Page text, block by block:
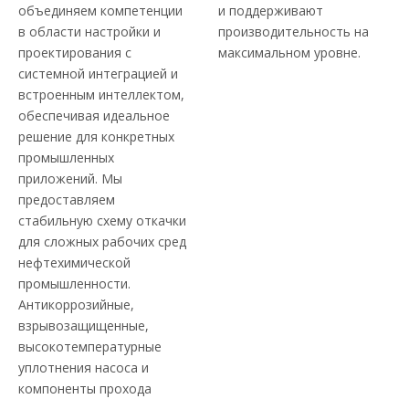
объединяем компетенции
в области настройки и
проектирования с
системной интеграцией и
встроенным интеллектом,
обеспечивая идеальное
решение для конкретных
промышленных
приложений. Мы
предоставляем
стабильную схему откачки
для сложных рабочих сред
нефтехимической
промышленности.
Антикоррозийные,
взрывозащищенные,
высокотемпературные
уплотнения насоса и
компоненты прохода
и поддерживают
производительность на
максимальном уровне.